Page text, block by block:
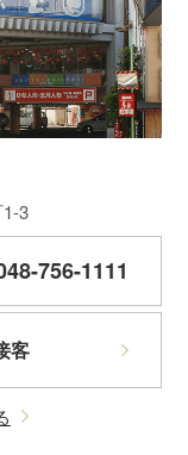
3
756-1111
客